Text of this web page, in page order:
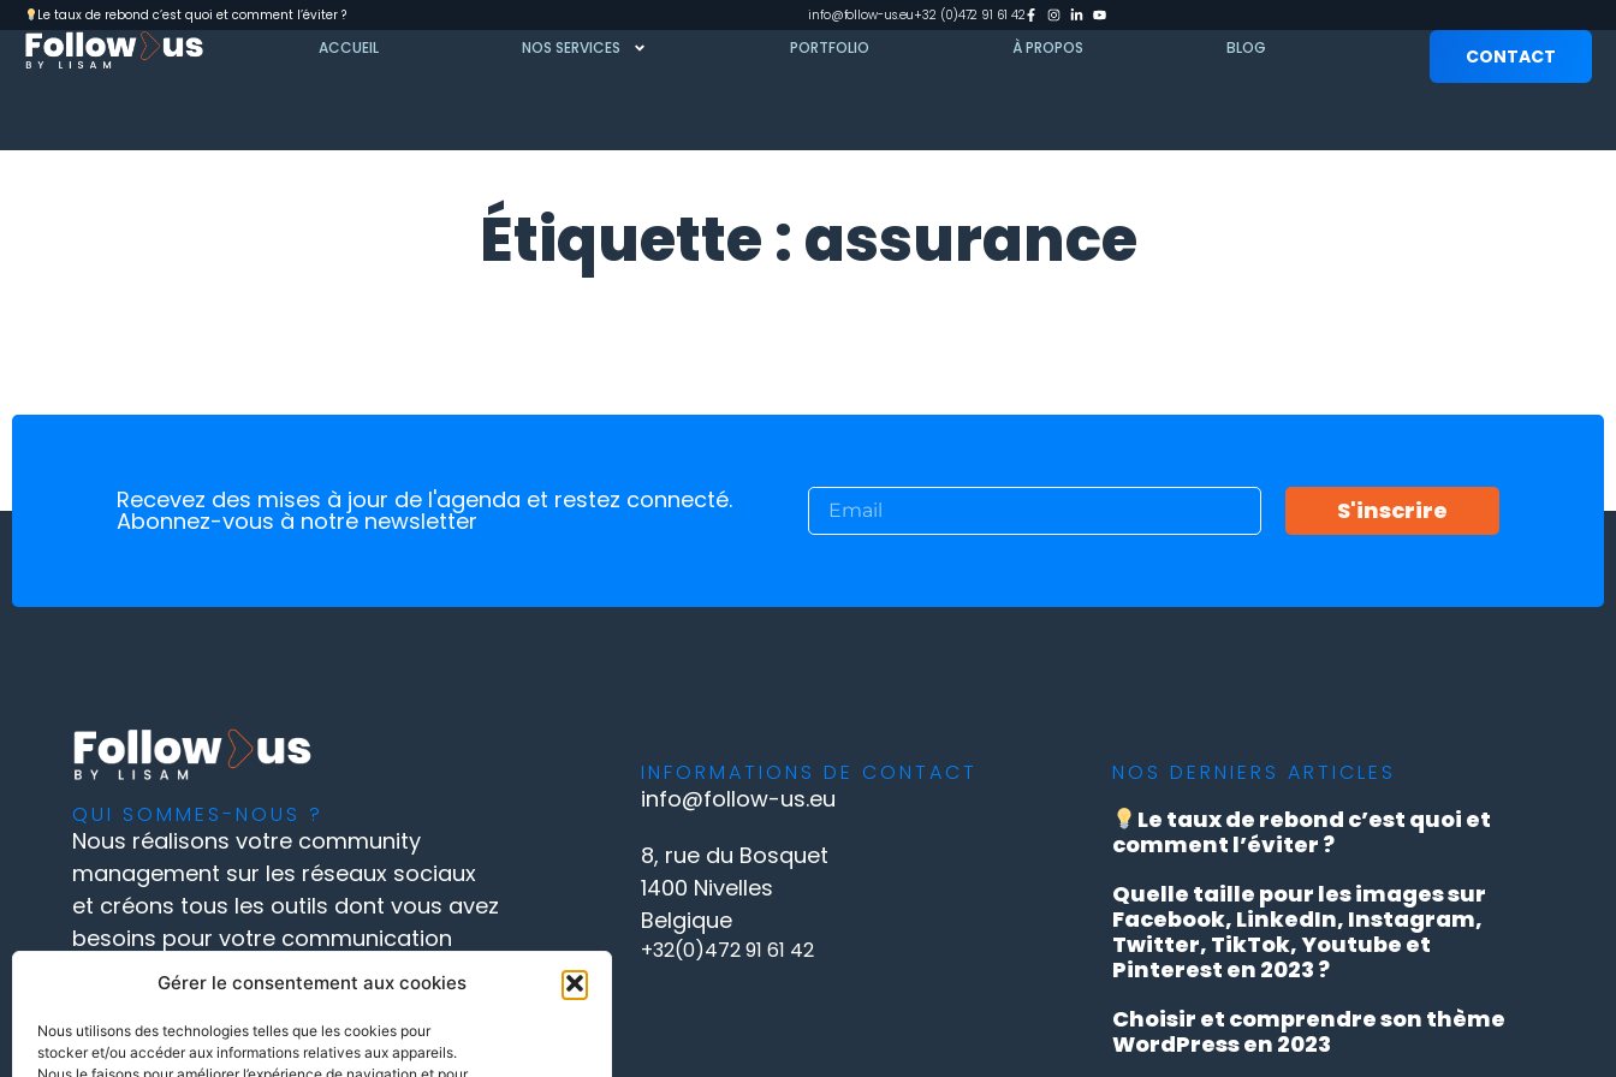
Gérer le consentement aux cookies
Nous utilisons des technologies telles que les cookies pour
stocker et/ou accéder aux informations relatives aux appareils.
Le taux de rebond c’est quoi et comment l’éviter ? info@follow-us.eu+32 (0)472 91 61 42
ACCUEIL NOS SERVICES PORTFOLIO À PROPOS BLOG CONTACT
Étiquette : assurance
Recevez des mises à jour de l'agenda et restez connecté.
Abonnez-vous à notre newsletter S'inscrire
QUI SOMMES-NOUS ?
Nous réalisons votre community
management sur les réseaux sociaux
et créons tous les outils dont vous avez
besoins pour votre communication
depuis 2012.
En savoir plus
INFORMATIONS DE CONTACT
info@follow-us.eu
8, rue du Bosquet
1400 Nivelles
Belgique
+32(0)472 91 61 42
NOS DERNIERS ARTICLES
Le taux de rebond c’est quoi et
comment l’éviter ?
Quelle taille pour les images sur
Facebook, LinkedIn, Instagram,
Twitter, TikTok, Youtube et
Pinterest en 2023 ?
Choisir et comprendre son thème
WordPress en 2023